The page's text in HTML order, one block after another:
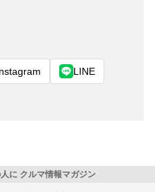
LINE
に クルマ情報マガジン